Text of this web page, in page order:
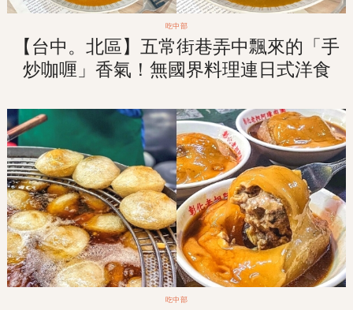
吃中部
【台中。北區】五常街巷弄中飄來的「手
炒咖喱」香氣！無國界料理連日式洋食
吃中部